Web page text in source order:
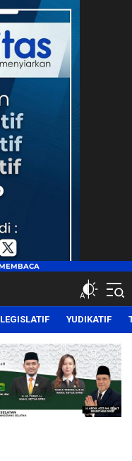
LEGISLATIF YUDIKATIF